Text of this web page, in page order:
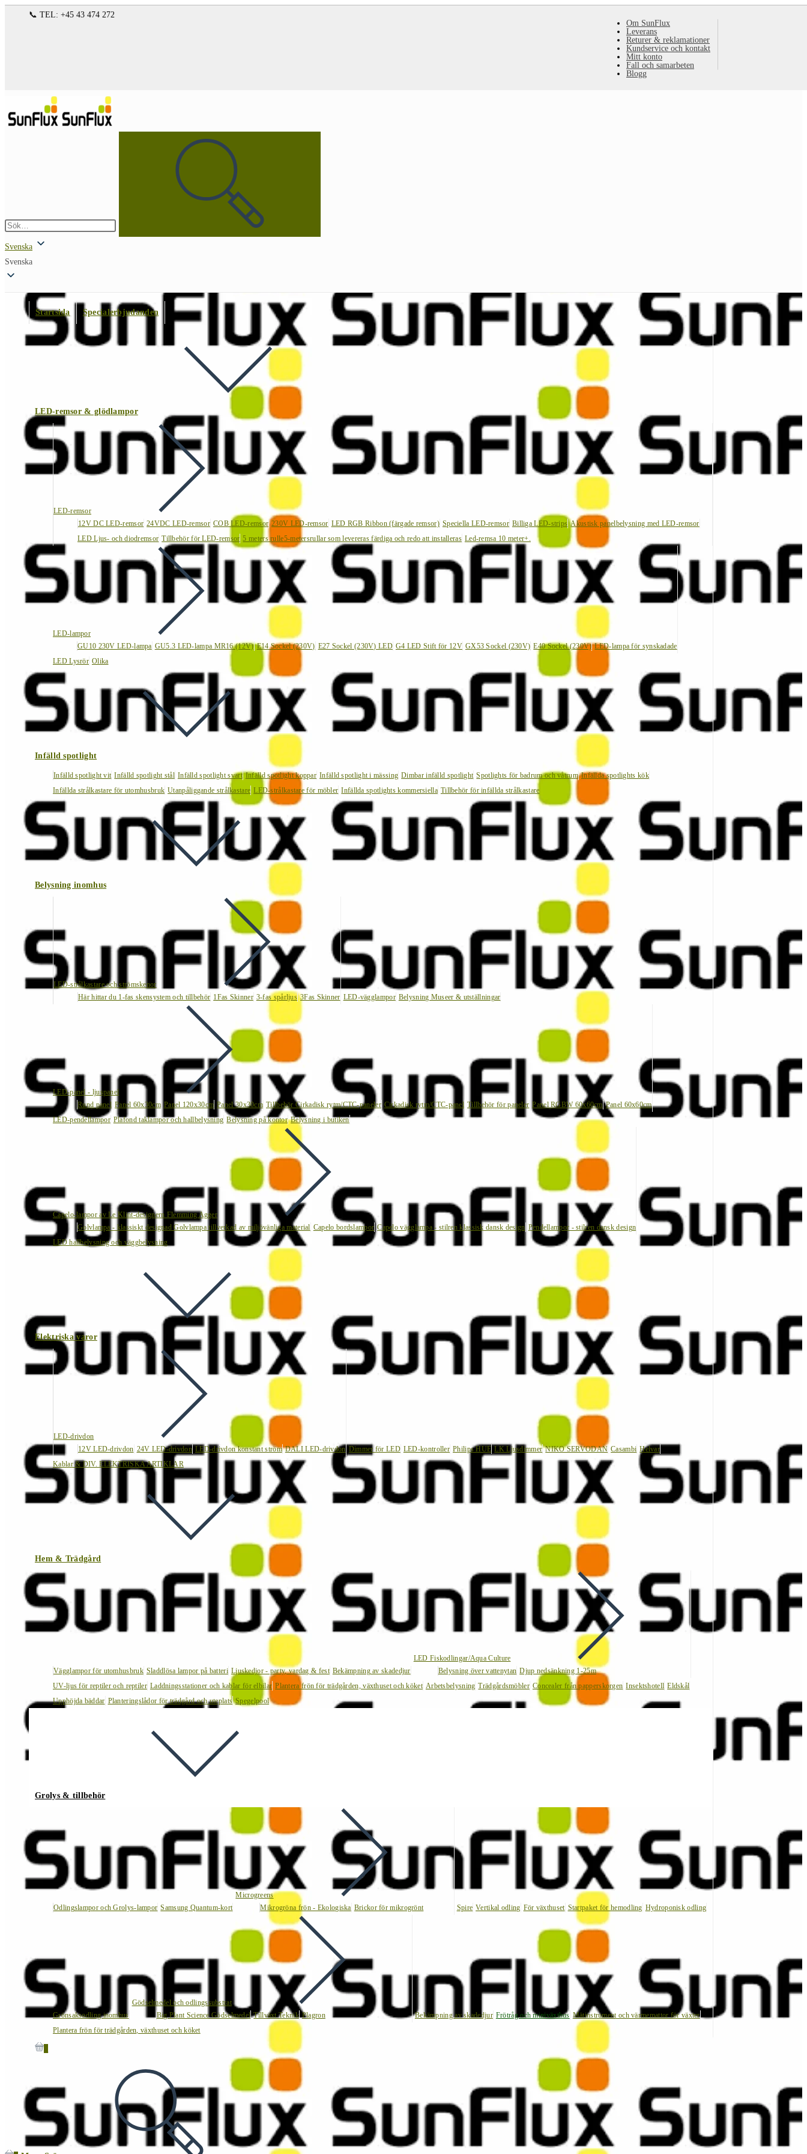
Om SunFlux
Leverans
Returer & reklamationer
Kundservice och kontakt
Mitt konto
Fall och samarbeten
Blogg
📞 TEL: +45 43 474 272
Svenska
Svenska
Startsida Specialerbjudanden
LED-remsor & glödlampor
LED-remsor
12V DC LED-remsor 24VDC LED-remsor COB LED-remsor 230V LED-remsor LED RGB Ribbon (färgade remsor) Speciella LED-remsor Billiga LED-strips Akustisk panelbelysning med LED-remsor
LED Ljus- och diodremsor Tillbehör för LED-remsor 5 meters rulle5-metersrullar som levereras färdiga och redo att installeras Led-remsa 10 meter+.
LED-lampor
GU10 230V LED-lampa GU5.3 LED-lampa MR16 (12V) E14 Sockel (230V) E27 Sockel (230V) LED G4 LED Stift för 12V GX53 Sockel (230V) E40 Sockel (230V) LED-lampa för synskadade
LED Lysrör Olika
Infälld spotlight
Infälld spotlight vit Infälld spotlight stål Infälld spotlight svart Infälld spotlight koppar Infälld spotlight i mässing Dimbar infälld spotlight Spotlights för badrum och våtrum Infällda spotlights kök
Infällda strålkastare för utomhusbruk Utanpåliggande strålkastare LED-strålkastare för möbler Infällda spotlights kommersiella Tillbehör för infällda strålkastare
Belysning inomhus
LED-strålkastare och strömskenor
Här hittar du 1-fas skensystem och tillbehör 1Fas Skinner 3-fas spårljus 3Fas Skinner LED-vägglampor Belysning Museer & utställningar
LED-panel - ljuspanel
Rund panel Panel 60x30cm Panel 120x30cm Panel 30x30cm Tillbehör Cirkadisk rytm/CTC-paneler Cirkadisk rytm/CTC-panel Tillbehör för paneler Panel RGBW 60x60cm Panel 60x60cm
LED-pendellampor Plafond taklampor och hallbelysning Belysning på kontor Belysning i butiken
Capelo-lampor av Le Klint-designern Flemming Agger
Golvlampa - klassiskt designad Golvlampa tillverkad av miljövänliga material Capelo bordslampor Capelo vägglampa - stilren klassisk dansk design Pendellampor - stilren dansk design
LED hallbelysning och väggbelysning
Elektriska varor
LED-drivdon
12V LED-drivdon 24V LED-drivdon LED-drivdon konstant ström DALI LED-drivdon Dimmer för LED LED-kontroller Philips HUE LK Ljusdimmer NIKO SERVODAN Casambi Helvar
Kablar & DIV. ELEKTRISKA ARTIKLAR
Hem & Trädgård
Vägglampor för utomhusbruk Sladdlösa lampor på batteri Ljuskedjor - party, vardag & fest Bekämpning av skadedjur
LED Fiskodlingar/Aqua Culture
Belysning över vattenytan Djup nedsänkning 1-25m
UV-ljus för reptiler och reptiler Laddningsstationer och kablar för elbilar Plantera frön för trädgården, växthuset och köket Arbetsbelysning Trädgårdsmöbler Concealer från papperskorgen Insektshotell Eldskål
Upphöjda bäddar Planteringslådor för trädgård och uteplats Spegelpool
Grolys & tillbehör
Odlingslampor och Grolys-lampor Samsung Quantum-kort
Microgreens
Mikrogröna frön - Ekologiska Brickor för mikrogrönt Spire Vertikal odling För växthuset Startpaket för hemodling Hydroponisk odling
Grönsaksodling inomhus
Gödselmedel och odlingssubstrat
Big Plant Science Gödselmedel Tillväxt Teknik Plagron Bekämpning av skadedjur Frötråg och miniväxthus Mätinstrument och värmemattor för växter
Plantera frön för trädgården, växthuset och köket